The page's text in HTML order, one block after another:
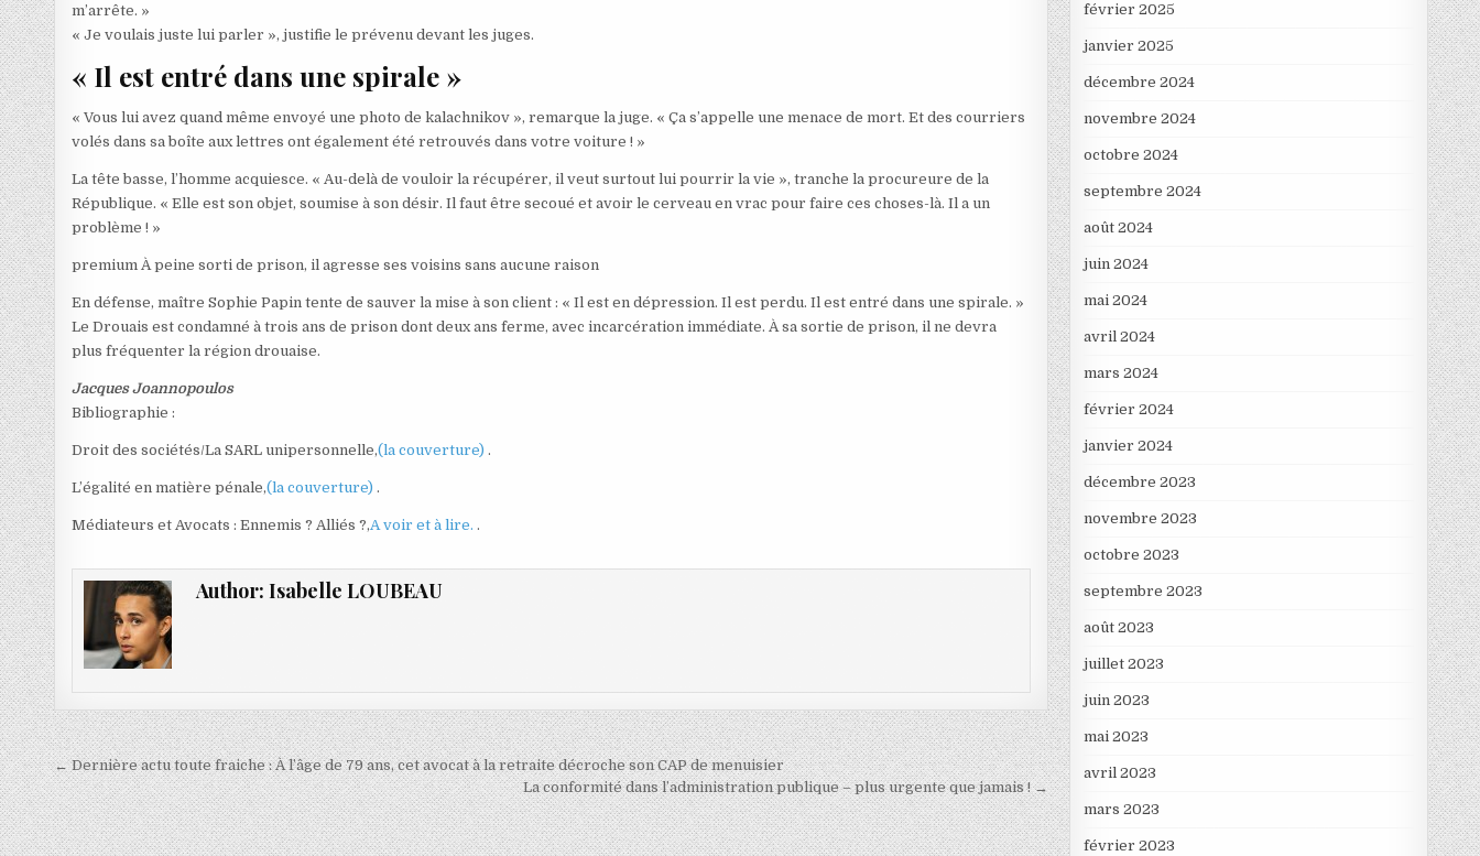
m’arrête. »
« Je voulais juste lui parler », justifie le prévenu devant les juges.
« Il est entré dans une spirale »
« Vous lui avez quand même envoyé une photo de kalachnikov », remarque la juge. « Ça s’appelle une menace de mort. Et des courriers
volés dans sa boîte aux lettres ont également été retrouvés dans votre voiture ! »
La tête basse, l’homme acquiesce. « Au-delà de vouloir la récupérer, il veut surtout lui pourrir la vie », tranche la procureure de la
République. « Elle est son objet, soumise à son désir. Il faut être secoué et avoir le cerveau en vrac pour faire ces choses-là. Il a un
problème ! »
premium À peine sorti de prison, il agresse ses voisins sans aucune raison
En défense, maître Sophie Papin tente de sauver la mise à son client : « Il est en dépression. Il est perdu. Il est entré dans une spirale. »
Le Drouais est condamné à trois ans de prison dont deux ans ferme, avec incarcération immédiate. À sa sortie de prison, il ne devra
plus fréquenter la région drouaise.
Jacques Joannopoulos
Bibliographie :
Droit des sociétés/La SARL unipersonnelle,(la couverture) .
L’égalité en matière pénale,(la couverture) .
Médiateurs et Avocats : Ennemis ? Alliés ?,A voir et à lire. .
Author: Isabelle LOUBEAU
Navigation
de
l’article
← Dernière actu toute fraiche : À l’âge de 79 ans, cet avocat à la retraite décroche son CAP de menuisier
La conformité dans l’administration publique – plus urgente que jamais ! →
février 2025
janvier 2025
décembre 2024
novembre 2024
octobre 2024
septembre 2024
août 2024
juin 2024
mai 2024
avril 2024
mars 2024
février 2024
janvier 2024
décembre 2023
novembre 2023
octobre 2023
septembre 2023
août 2023
juillet 2023
juin 2023
mai 2023
avril 2023
mars 2023
février 2023